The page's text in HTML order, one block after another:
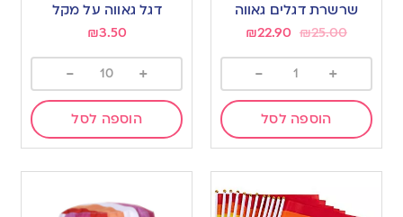
שרשרת דגלים גאווה
₪25.00
₪22.90
+
-
הוספה לסל
דגל גאווה על מקל
₪3.50
+
-
הוספה לסל